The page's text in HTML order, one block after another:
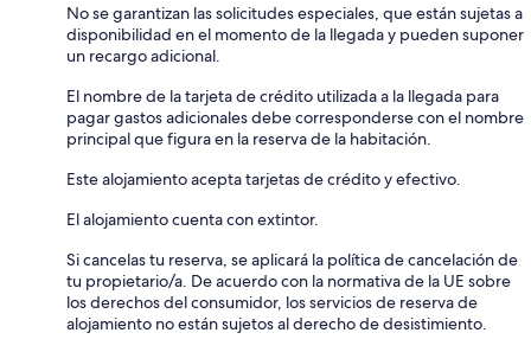
No se garantizan las solicitudes especiales, que están sujetas a
disponibilidad en el momento de la llegada y pueden suponer
un recargo adicional.
El nombre de la tarjeta de crédito utilizada a la llegada para
pagar gastos adicionales debe corresponderse con el nombre
principal que figura en la reserva de la habitación.
Este alojamiento acepta tarjetas de crédito y efectivo.
El alojamiento cuenta con extintor.
Si cancelas tu reserva, se aplicará la política de cancelación de
tu propietario/a. De acuerdo con la normativa de la UE sobre
los derechos del consumidor, los servicios de reserva de
alojamiento no están sujetos al derecho de desistimiento.